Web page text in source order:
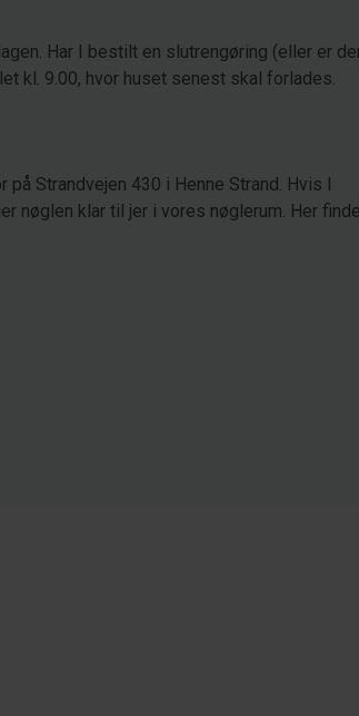
Har I bestilt en slutrengøring (eller er
kl. 9.00, hvor huset senest skal forlades.
Strandvejen 430 i Henne Strand. Hvis I
nøglen klar til jer i vores nøglerum. Her